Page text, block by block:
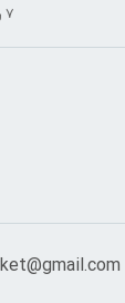
۷ روز ضمانت بازگشت